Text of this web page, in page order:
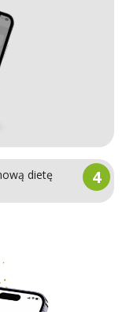
dietę 4